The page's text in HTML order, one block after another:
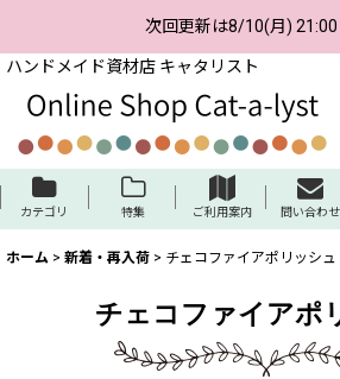
次回更新は8/10(月)
ハンドメイド資材店 キャタリスト
カテゴリ 特集 ご利用案内 問い合わせ
ホーム > 新着・再入荷 > チェコファイアポリッシュ
チェコファイアポ